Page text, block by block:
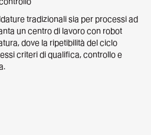
tradizionali sia per processi ad
un centro di lavoro con robot
dove la ripetibilità del ciclo
criteri di qualifica, controllo e